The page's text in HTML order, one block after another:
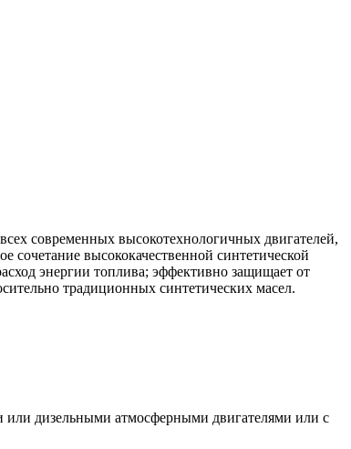
современных высокотехнологичных двигателей,
высококачественной синтетической
энергии топлива; эффективно защищает от
традиционных синтетических масел.
или дизельными атмосферными двигателями или с